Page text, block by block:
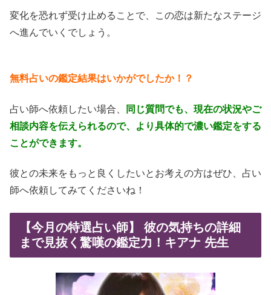
変化を恐れず受け止めることで、この恋は新たなステージ
へ進んでいくでしょう。
無料占いの鑑定結果はいかがでしたか！？
占い師へ依頼したい場合、
同じ質問でも、現在の状況やご
相談内容を伝えられるので、より具体的で濃い鑑定をする
ことができます。
彼との未来をもっと良くしたいとお考えの方はぜひ、占い
師へ依頼してみてくださいね！
【今月の特選占い師】 彼の気持ちの詳細
まで見抜く驚嘆の鑑定力！キアナ 先生